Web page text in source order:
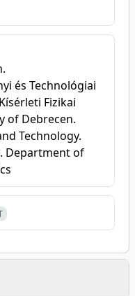
és Technológiai
Fizikai
of Debrecen.
Technology.
Department of